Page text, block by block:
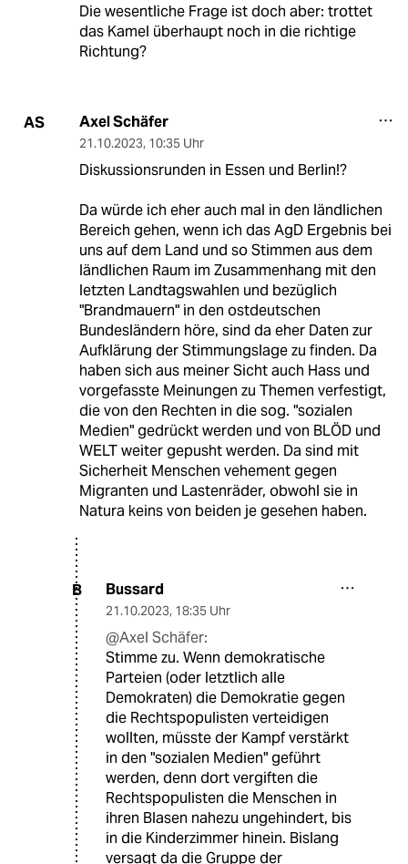
Die wesentliche Frage ist doch aber: trottet
das Kamel überhaupt noch in die richtige
Richtung?
AS Axel Schäfer
21.10.2023, 10:35 Uhr
Diskussionsrunden in Essen und Berlin!?
Da würde ich eher auch mal in den ländlichen
Bereich gehen, wenn ich das AgD Ergebnis bei
uns auf dem Land und so Stimmen aus dem
ländlichen Raum im Zusammenhang mit den
letzten Landtagswahlen und bezüglich
"Brandmauern" in den ostdeutschen
Bundesländern höre, sind da eher Daten zur
Aufklärung der Stimmungslage zu finden. Da
haben sich aus meiner Sicht auch Hass und
vorgefasste Meinungen zu Themen verfestigt,
die von den Rechten in die sog. "sozialen
Medien" gedrückt werden und von BLÖD und
WELT weiter gepusht werden. Da sind mit
Sicherheit Menschen vehement gegen
Migranten und Lastenräder, obwohl sie in
Natura keins von beiden je gesehen haben.
B Bussard
21.10.2023, 18:35 Uhr
@Axel Schäfer:
Stimme zu. Wenn demokratische
Parteien (oder letztlich alle
Demokraten) die Demokratie gegen
die Rechtspopulisten verteidigen
wollten, müsste der Kampf verstärkt
in den "sozialen Medien" geführt
werden, denn dort vergiften die
Rechtspopulisten die Menschen in
ihren Blasen nahezu ungehindert, bis
in die Kinderzimmer hinein. Bislang
versagt da die Gruppe der